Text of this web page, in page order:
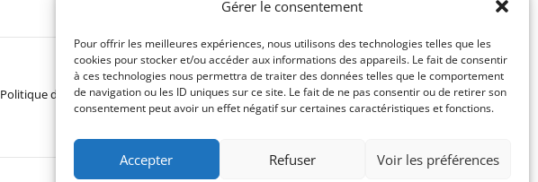
Gérer le consentement
Pour offrir les meilleures expériences, nous utilisons des technologies telles que les
cookies pour stocker et/ou accéder aux informations des appareils. Le fait de consentir
à ces technologies nous permettra de traiter des données telles que le comportement
de navigation ou les ID uniques sur ce site. Le fait de ne pas consentir ou de retirer son
consentement peut avoir un effet négatif sur certaines caractéristiques et fonctions.
Accepter Refuser Voir les préférences
Politique de confidentialité Mentions légales